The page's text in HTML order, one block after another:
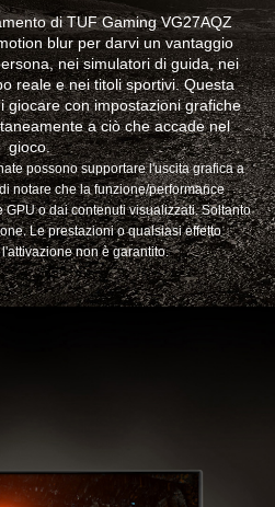
di TUF Gaming VG27AQZ
blur per darvi un vantaggio
nei simulatori di guida, nei
reale e nei titoli sportivi. Questa
giocare con impostazioni grafiche
a ciò che accade nel
gioco.
possono supportare l'uscita grafica a
notare che la funzione/performance
o dai contenuti visualizzati. Soltanto
Le prestazioni o qualsiasi effetto
non è garantito.